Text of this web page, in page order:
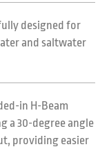
designed for
and saltwater
in H-Beam
a 30-degree angle
providing easier